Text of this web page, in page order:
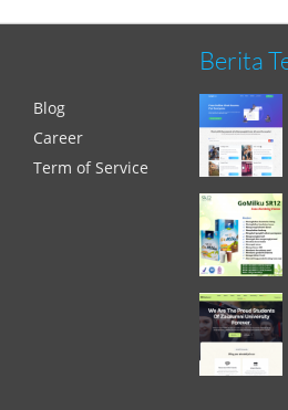
Blog
Career
Term of Service
Berita